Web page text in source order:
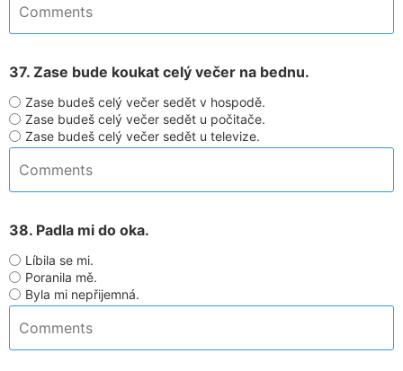
37. Zase bude koukat celý večer na bednu.
Zase budeš celý večer sedět v hospodě.
Zase budeš celý večer sedět u počitače.
Zase budeš celý večer sedět u televize.
38. Padla mi do oka.
Líbila se mi.
Poranila mě.
Byla mi nepřijemná.